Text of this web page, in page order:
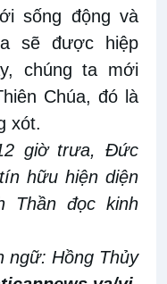
sống động và
sẽ được hiệp
chúng ta mới
Chúa, đó là
xót.
giờ trưa, Đức
hữu hiện diện
Thần đọc kinh
ngữ: Hồng Thủy